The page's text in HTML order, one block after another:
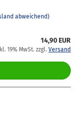
abweichend)
14,90 EUR
19% MwSt. zzgl. Versand